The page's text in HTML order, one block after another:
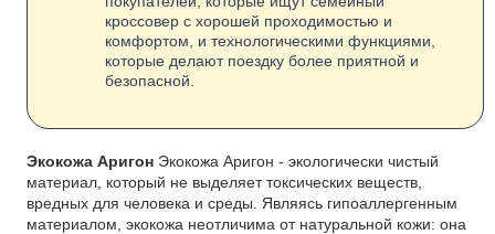
кроссовер с хорошей проходимостью и
комфортом, и технологическими функциями,
которые делают поездку более приятной и
безопасной.
Экокожа Аригон Экокожа Аригон - экологически чистый
материал, который не выделяет токсических веществ,
вредных для человека и среды. Являясь гипоаллергенным
материалом, экокожа неотличима от натуральной кожи: она